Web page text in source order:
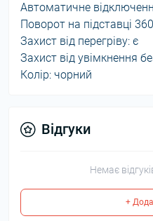
Автоматичне
Поворот на підставці
Захист від перегріву: є
Захист від увімкнення
Колір: чорний
Відгуки
Немає
+